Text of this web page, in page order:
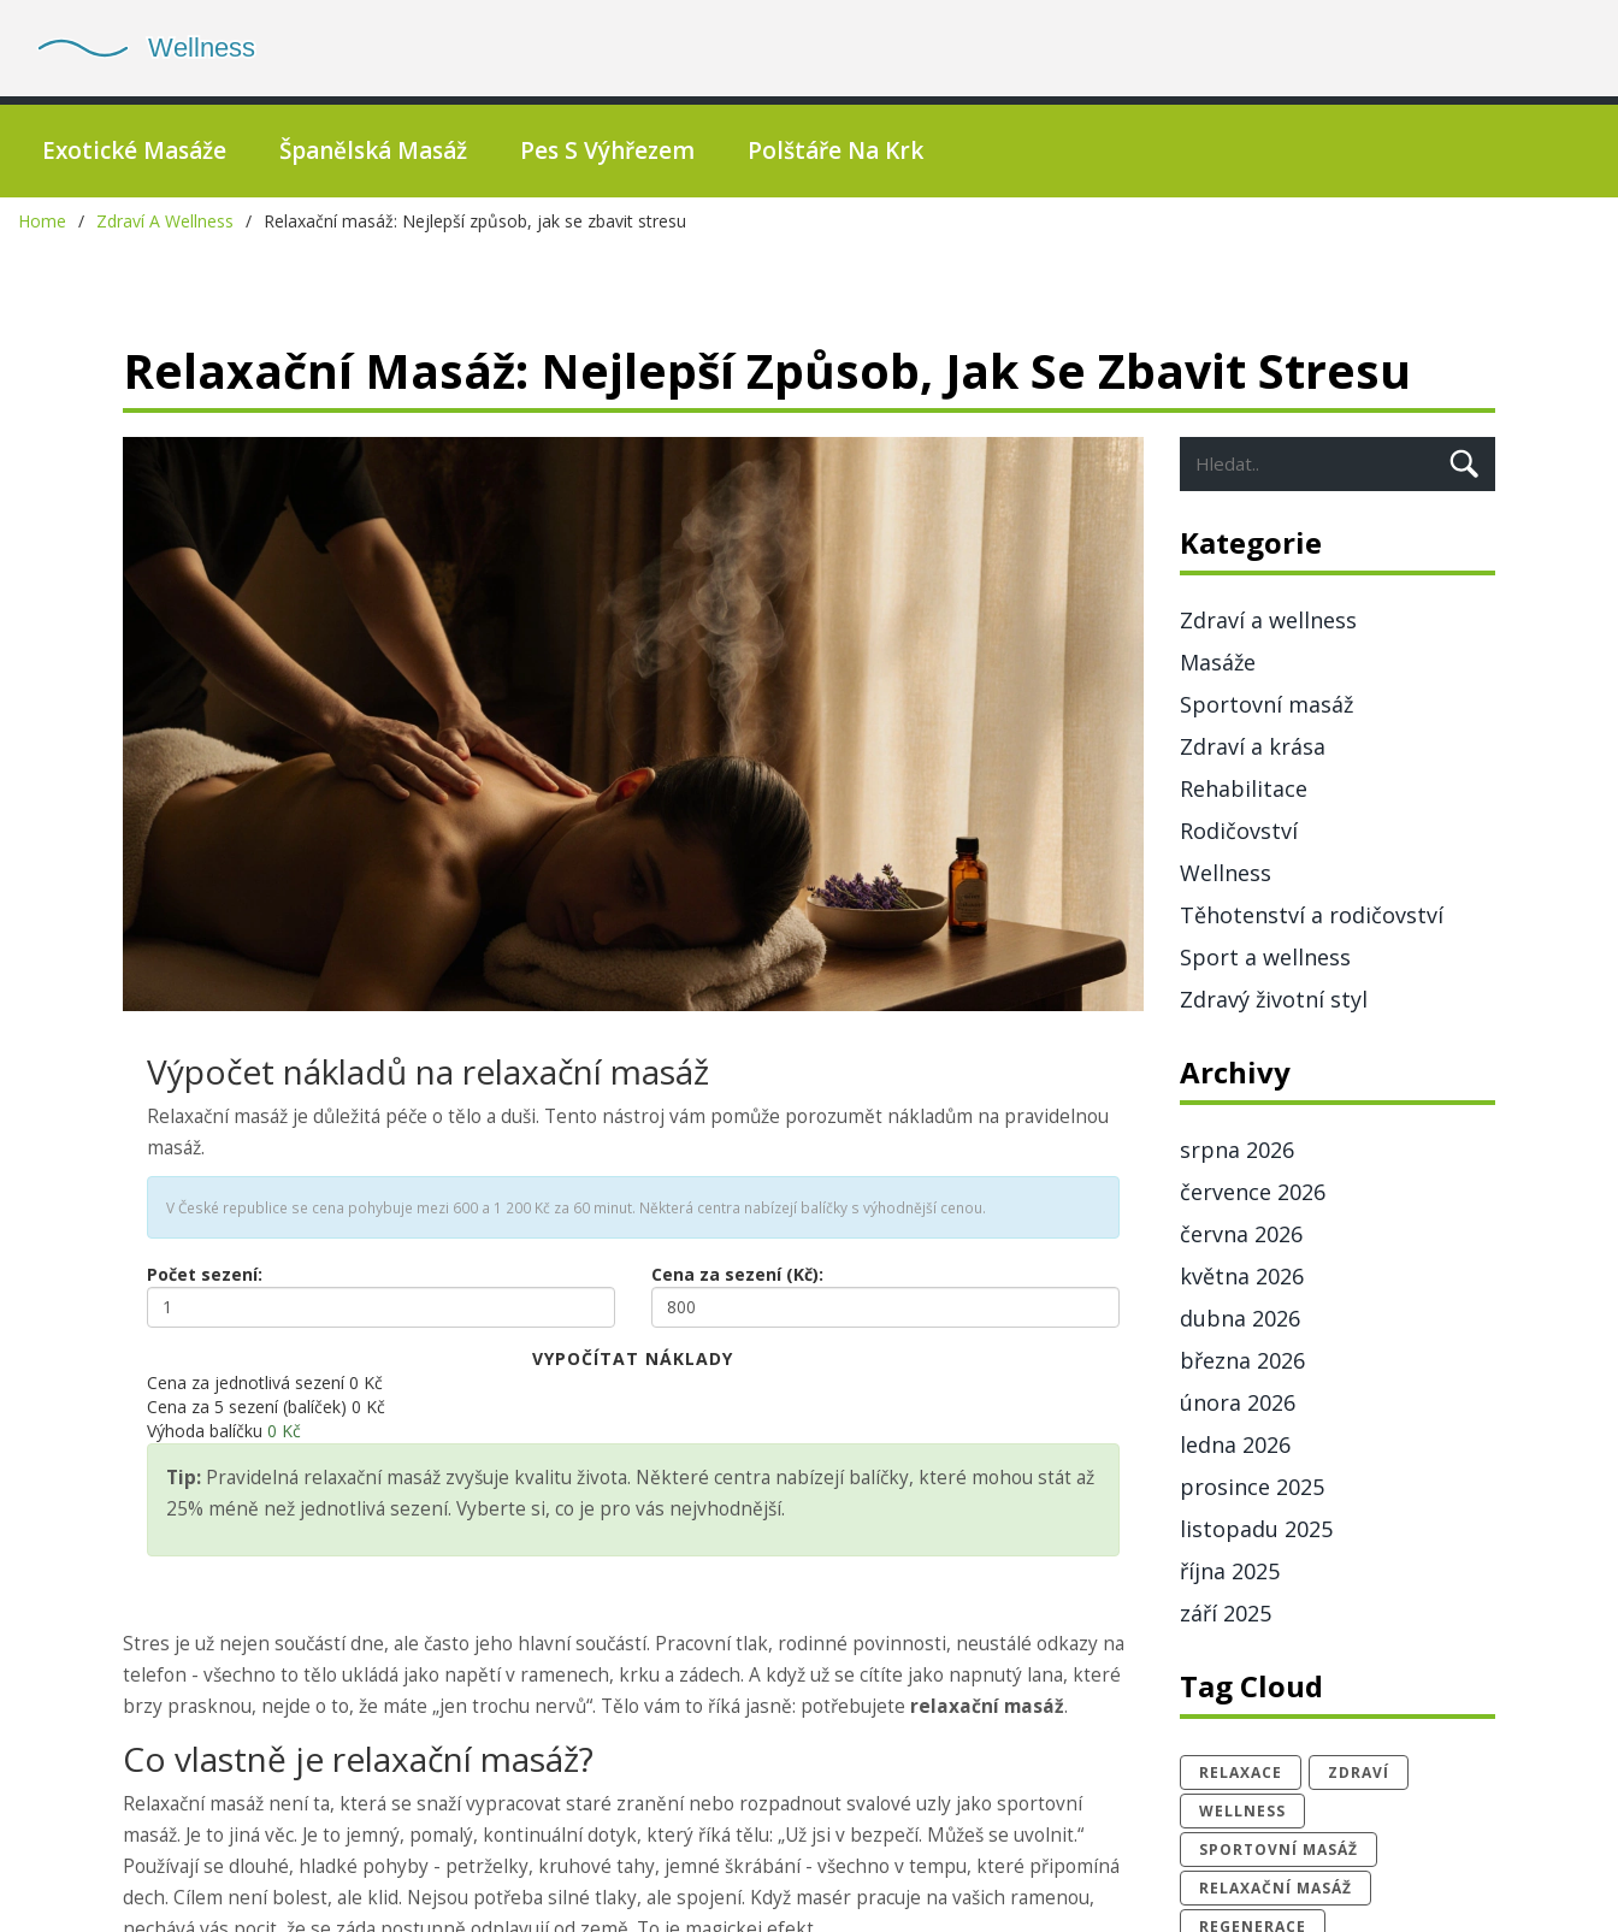
Exotické Masáže Španělská Masáž Pes S Výhřezem Polštáře Na Krk
Home Zdraví A Wellness Relaxační masáž: Nejlepší způsob, jak se zbavit stresu
Relaxační Masáž: Nejlepší Způsob, Jak Se Zbavit Stresu
Výpočet nákladů na relaxační masáž
Relaxační masáž je důležitá péče o tělo a duši. Tento nástroj vám pomůže porozumět nákladům na pravidelnou
masáž.
V České republice se cena pohybuje mezi 600 a 1 200 Kč za 60 minut. Některá centra nabízejí balíčky s výhodnější cenou.
Počet sezení: Cena za sezení (Kč):
VYPOČÍTAT NÁKLADY
Cena za jednotlivá sezení 0 Kč
Cena za 5 sezení (balíček) 0 Kč
Výhoda balíčku 0 Kč
Tip: Pravidelná relaxační masáž zvyšuje kvalitu života. Některé centra nabízejí balíčky, které mohou stát až
25% méně než jednotlivá sezení. Vyberte si, co je pro vás nejvhodnější.
Stres je už nejen součástí dne, ale často jeho hlavní součástí. Pracovní tlak, rodinné povinnosti, neustálé odkazy na
telefon - všechno to tělo ukládá jako napětí v ramenech, krku a zádech. A když už se cítíte jako napnutý lana, které
brzy prasknou, nejde o to, že máte „jen trochu nervů“. Tělo vám to říká jasně: potřebujete relaxační masáž.
Co vlastně je relaxační masáž?
Relaxační masáž není ta, která se snaží vypracovat staré zranění nebo rozpadnout svalové uzly jako sportovní
masáž. Je to jiná věc. Je to jemný, pomalý, kontinuální dotyk, který říká tělu: „Už jsi v bezpečí. Můžeš se uvolnit.“
Používají se dlouhé, hladké pohyby - petrželky, kruhové tahy, jemné škrábání - všechno v tempu, které připomíná
dech. Cílem není bolest, ale klid. Nejsou potřeba silné tlaky, ale spojení. Když masér pracuje na vašich ramenou,
Kategorie
Zdraví a wellness
Masáže
Sportovní masáž
Zdraví a krása
Rehabilitace
Rodičovství
Wellness
Těhotenství a rodičovství
Sport a wellness
Zdravý životní styl
Archivy
srpna 2026
července 2026
června 2026
května 2026
dubna 2026
března 2026
února 2026
ledna 2026
prosince 2025
listopadu 2025
října 2025
září 2025
Tag Cloud
RELAXACE
ZDRAVÍ
WELLNESS
SPORTOVNÍ MASÁŽ
RELAXAČNÍ MASÁŽ
REGENERACE